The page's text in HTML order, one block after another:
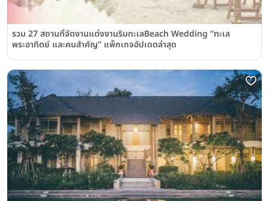
รวม 27 สถานที่จัดงานแต่งงานริมทะเลBeach Wedding “ทะเล
พระอาทิตย์ และคนสำคัญ” แพ็กเกจอัปเดตล่าสุด